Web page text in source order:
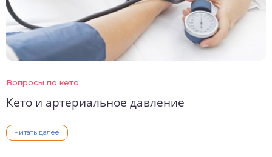
Вопросы по кето
Кето и артериальное давление
Читать далее